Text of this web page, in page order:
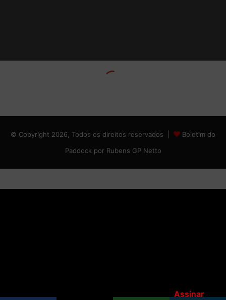
© Copyright 2026, Todos os direitos reservados |
Boletim do
Paddock por Rubens GP Netto
Assinar